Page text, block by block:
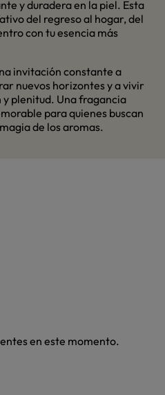
y duradera en la piel. Esta
del regreso al hogar, del
con tu esencia más
invitación constante a
nuevos horizontes y a vivir
plenitud. Una fragancia
para quienes buscan
de los aromas.
en este momento.